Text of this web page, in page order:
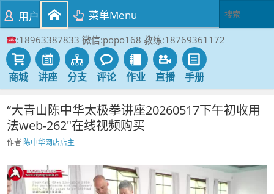
:18963387833 微信:popo168 教练:18769361172
商城 讲座 分支 评论 作业 直播 手册
用户 菜单Menu
“大青山陈中华太极拳讲座20260517下午初收用
法web-262″在线视频购买
作者 陈中华网店店主